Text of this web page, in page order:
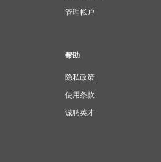
管理帐户
帮助
隐私政策
使用条款
诚聘英才